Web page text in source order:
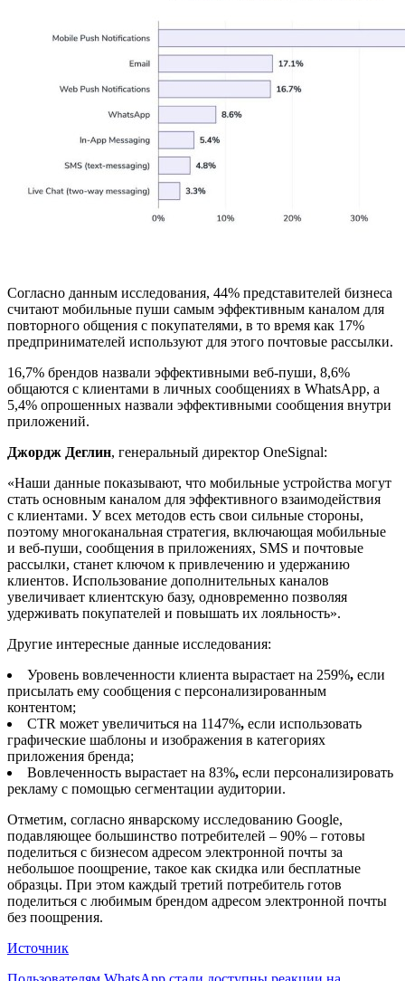
Согласно данным исследования, 44% представителей бизнеса
считают мобильные пуши самым эффективным каналом для
повторного общения с покупателями, в то время как 17%
предпринимателей используют для этого почтовые рассылки.
16,7% брендов назвали эффективными веб-пуши, 8,6%
общаются с клиентами в личных сообщениях в WhatsApp, а
5,4% опрошенных назвали эффективными сообщения внутри
приложений.
Джордж Деглин, генеральный директор OneSignal:
«Наши данные показывают, что мобильные устройства могут
стать основным каналом для эффективного взаимодействия
с клиентами. У всех методов есть свои сильные стороны,
поэтому многоканальная стратегия, включающая мобильные
и веб-пуши, сообщения в приложениях, SMS и почтовые
рассылки, станет ключом к привлечению и удержанию
клиентов. Использование дополнительных каналов
увеличивает клиентскую базу, одновременно позволяя
удерживать покупателей и повышать их лояльность».
Другие интересные данные исследования:
Уровень вовлеченности клиента вырастает на 259%, если
присылать ему сообщения с персонализированным
контентом;
CTR может увеличиться на 1147%, если использовать
графические шаблоны и изображения в категориях
приложения бренда;
Вовлеченность вырастает на 83%, если персонализировать
рекламу с помощью сегментации аудитории.
Отметим, согласно январскому исследованию Google,
подавляющее большинство потребителей – 90% – готовы
поделиться с бизнесом адресом электронной почты за
небольшое поощрение, такое как скидка или бесплатные
образцы. При этом каждый третий потребитель готов
поделиться с любимым брендом адресом электронной почты
без поощрения.
Источник